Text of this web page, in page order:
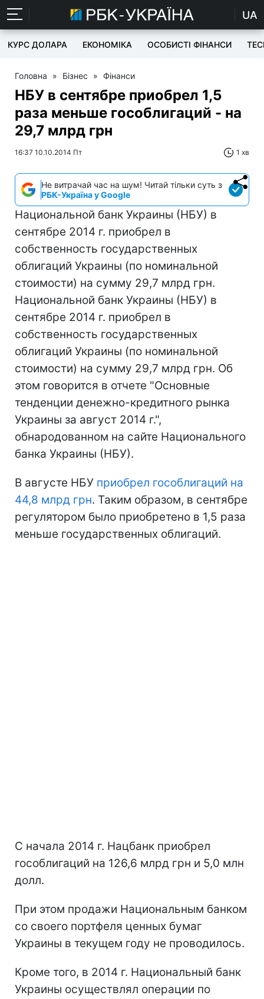
UA
КУРС ДОЛАРА ЕКОНОМІКА ОСОБИСТІ ФІНАНСИ
Головна » Бізнес » Фінанси
НБУ в сентябре приобрел 1,5
раза меньше гособлигаций - на
29,7 млрд грн
16:37 10.10.2014 Пт 1 хв
Не витрачай час на шум! Читай тільки суть з
РБК-Україна у Google
Национальной банк Украины (НБУ) в
сентябре 2014 г. приобрел в
собственность государственных
облигаций Украины (по номинальной
стоимости) на сумму 29,7 млрд грн.
Национальной банк Украины (НБУ) в
сентябре 2014 г. приобрел в
собственность государственных
облигаций Украины (по номинальной
стоимости) на сумму 29,7 млрд грн. Об
этом говорится в отчете "Основные
тенденции денежно-кредитного рынка
Украины за август 2014 г.",
обнародованном на сайте Национального
банка Украины (НБУ).
В августе НБУ приобрел гособлигаций на
44,8 млрд грн. Таким образом, в сентябре
регулятором было приобретено в 1,5 раза
меньше государственных облигаций.
С начала 2014 г. Нацбанк приобрел
гособлигаций на 126,6 млрд грн и 5,0 млн
долл.
При этом продажи Национальным банком
со своего портфеля ценных бумаг
Украины в текущем году не проводилось.
Кроме того, в 2014 г. Национальный банк
Украины осуществлял операции по